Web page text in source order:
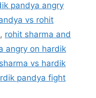
pandya angry
vs rohit
, rohit sharma and
angry on hardik
vs hardik
pandya fight